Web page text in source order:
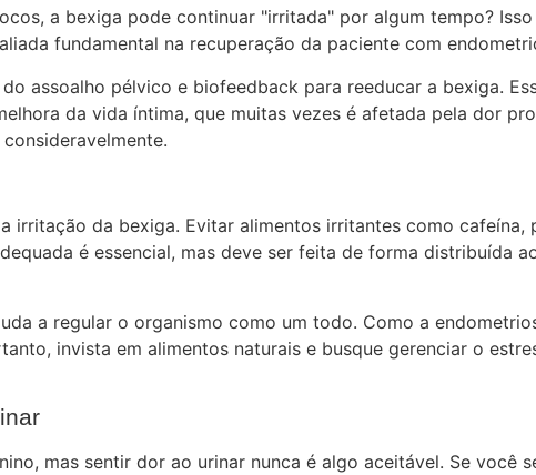
a bexiga pode continuar "irritada" por algum tempo?
fundamental na recuperação da paciente com
assoalho pélvico e biofeedback para reeducar a bexiga.
da vida íntima, que muitas vezes é afetada pela dor
irritação da bexiga. Evitar alimentos irritantes como
é essencial, mas deve ser feita de forma distribuída
a regular o organismo como um todo. Como a
invista em alimentos naturais e busque gerenciar o
mas sentir dor ao urinar nunca é algo aceitável. Se você